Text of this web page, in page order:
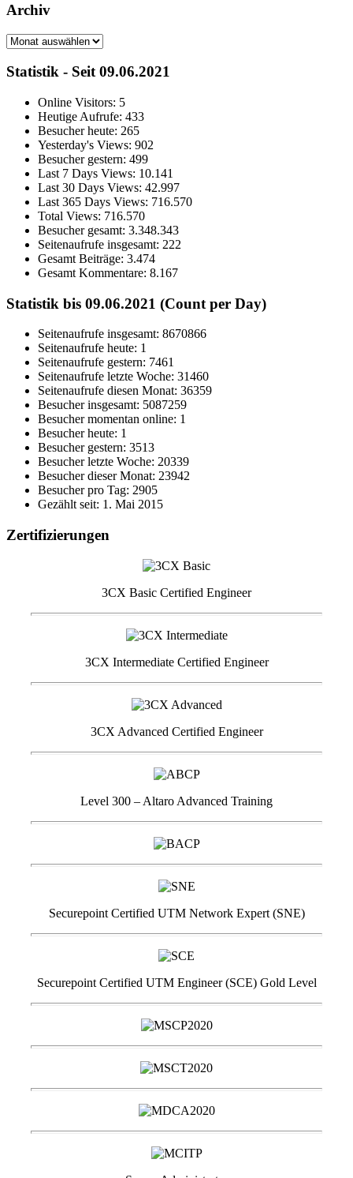
Archiv
Archiv
Statistik - Seit 09.06.2021
Online Visitors: 5
Heutige Aufrufe: 433
Besucher heute: 265
Yesterday's Views: 902
Besucher gestern: 499
Last 7 Days Views: 10.141
Last 30 Days Views: 42.997
Last 365 Days Views: 716.570
Total Views: 716.570
Besucher gesamt: 3.348.343
Seitenaufrufe insgesamt: 222
Gesamt Beiträge: 3.474
Gesamt Kommentare: 8.167
Statistik bis 09.06.2021 (Count per Day)
Seitenaufrufe insgesamt: 8670866
Seitenaufrufe heute: 1
Seitenaufrufe gestern: 7461
Seitenaufrufe letzte Woche: 31460
Seitenaufrufe diesen Monat: 36359
Besucher insgesamt: 5087259
Besucher momentan online: 1
Besucher heute: 1
Besucher gestern: 3513
Besucher letzte Woche: 20339
Besucher dieser Monat: 23942
Besucher pro Tag: 2905
Gezählt seit: 1. Mai 2015
Zertifizierungen
3CX Basic Certified Engineer
3CX Intermediate Certified Engineer
3CX Advanced Certified Engineer
Level 300 – Altaro Advanced Training
Securepoint Certified UTM Network Expert (SNE)
Securepoint Certified UTM Engineer (SCE) Gold Level